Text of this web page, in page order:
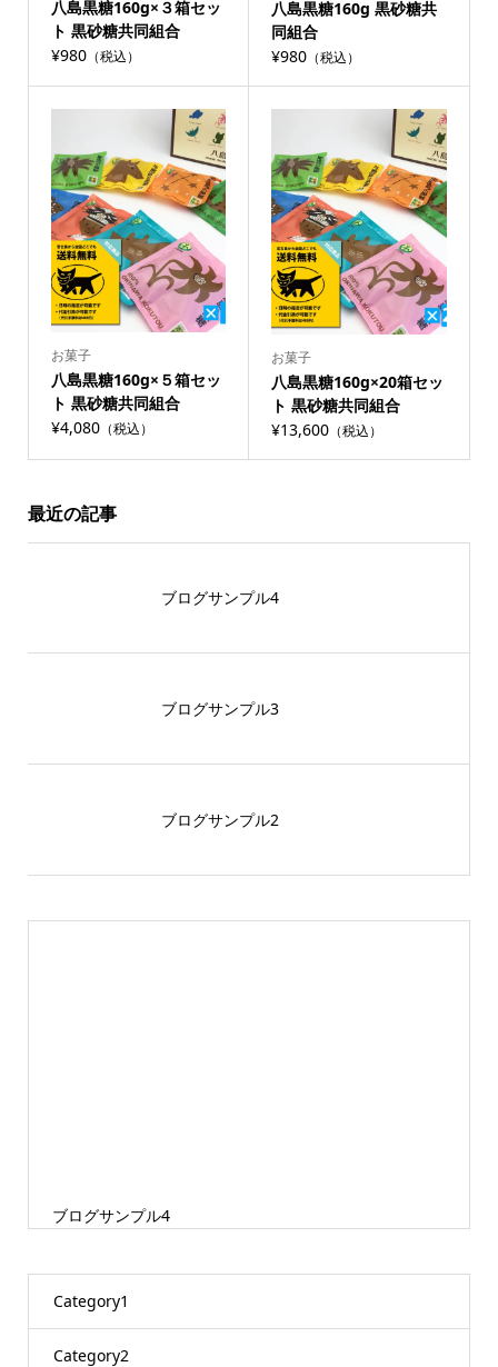
八島黒糖160g×３箱セッ
ト 黒砂糖共同組合
¥980（税込）
八島黒糖160g 黒砂糖共
同組合
¥980 （税込）
お菓子
八島黒糖160g×５箱セッ
ト 黒砂糖共同組合
¥4,080（税込）
お菓子
八島黒糖160g×20箱セッ
ト 黒砂糖共同組合
¥13,600 （税込）
最近の記事
ブログサンプル4
ブログサンプル3
ブログサンプル2
ブログサンプル4
Category1
Category2